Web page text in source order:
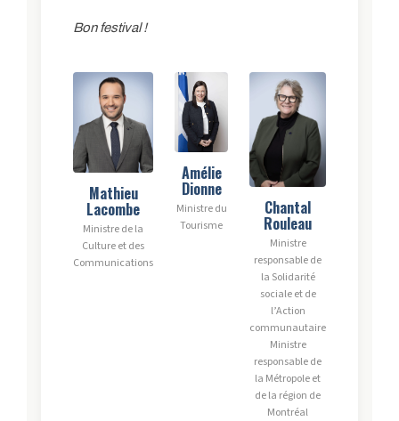
Bon festival !
Mathieu
Lacombe
Ministre de la
Culture et des
Communications
Amélie
Dionne
Ministre du
Tourisme
Chantal
Rouleau
Ministre
responsable de
la Solidarité
sociale et de
l’Action
communautaire
Ministre
responsable de
la Métropole et
de la région de
Montréal